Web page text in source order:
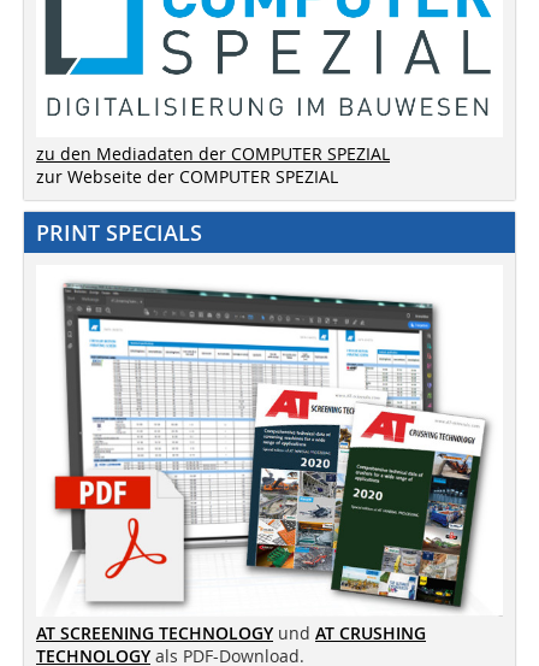
zu den Mediadaten der COMPUTER SPEZIAL
zur Webseite der COMPUTER SPEZIAL
PRINT SPECIALS
AT SCREENING TECHNOLOGY und AT CRUSHING
TECHNOLOGY als PDF-Download.